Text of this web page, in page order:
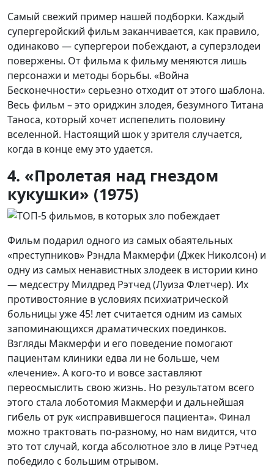
Самый свежий пример нашей подборки. Каждый
супергеройский фильм заканчивается, как правило,
одинаково — супергерои побеждают, а суперзлодеи
повержены. От фильма к фильму меняются лишь
персонажи и методы борьбы. «Война
Бесконечности» серьезно отходит от этого шаблона.
Весь фильм – это ориджин злодея, безумного Титана
Таноса, который хочет испепелить половину
вселенной. Настоящий шок у зрителя случается,
когда в конце ему это удается.
4. «Пролетая над гнездом
кукушки» (1975)
Фильм подарил одного из самых обаятельных
«преступников» Рэндла Макмерфи (Джек Николсон) и
одну из самых ненавистных злодеек в истории кино
— медсестру Милдред Рэтчед (Луиза Флетчер). Их
противостояние в условиях психиатрической
больницы уже 45! лет считается одним из самых
запоминающихся драматических поединков.
Взгляды Макмерфи и его поведение помогают
пациентам клиники едва ли не больше, чем
«лечение». А кого-то и вовсе заставляют
переосмыслить свою жизнь. Но результатом всего
этого стала лоботомия Макмерфи и дальнейшая
гибель от рук «исправившегося пациента». Финал
можно трактовать по-разному, но нам видится, что
это тот случай, когда абсолютное зло в лице Рэтчед
победило с большим отрывом.